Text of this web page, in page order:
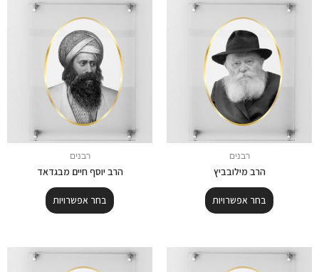
רבנים
הרב מילובביץ
בחר אפשרויות
רבנים
הרב יוסף חיים מבגדאד
בחר אפשרויות